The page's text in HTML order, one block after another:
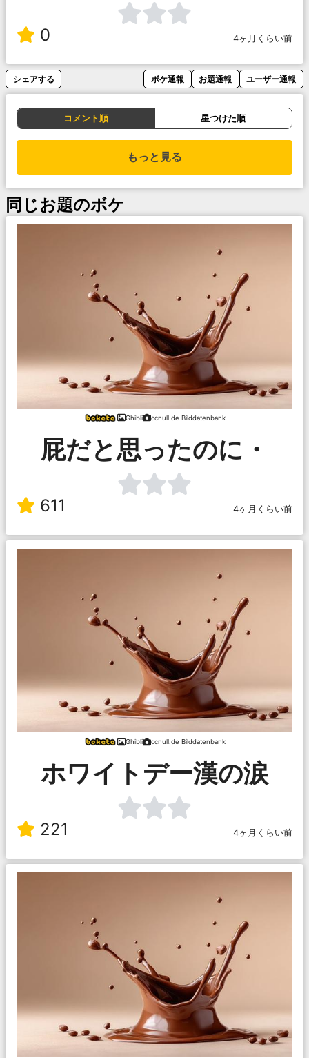
0 4ヶ月くらい前
シェアする ボケ通報 お題通報 ユーザー通報
コメント順 星つけた順
もっと見る
同じお題のボケ
Ghibli ccnull.de Bilddatenbank
屁だと思ったのに・
611 4ヶ月くらい前
Ghibli ccnull.de Bilddatenbank
ホワイトデー漢の涙
221 4ヶ月くらい前